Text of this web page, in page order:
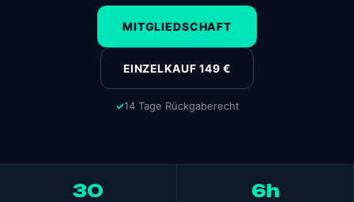
MITGLIEDSCHAFT
EINZELKAUF 149 €
14 Tage Rückgaberecht
30 6h